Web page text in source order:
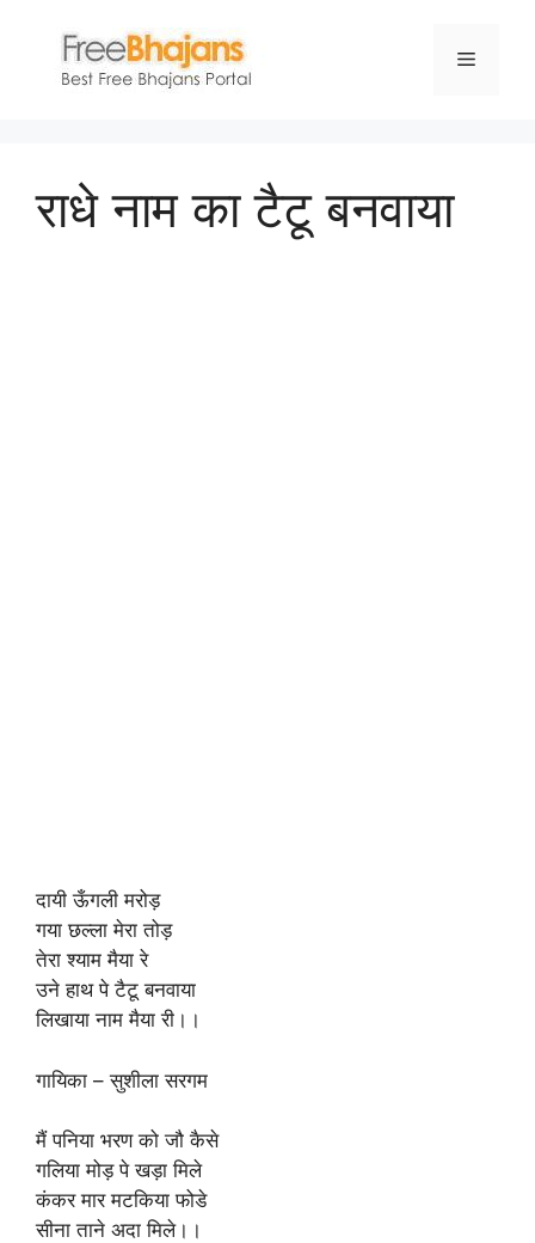
content
Menu
राधे नाम का टैटू बनवाया
दायी ऊँगली मरोड़
गया छल्ला मेरा तोड़
तेरा श्याम मैया रे
उने हाथ पे टैटू बनवाया
लिखाया नाम मैया री।।
गायिका – सुशीला सरगम
मैं पनिया भरण को जौ कैसे
गलिया मोड़ पे खड़ा मिले
कंकर मार मटकिया फोडे
सीना ताने अदा मिले।।